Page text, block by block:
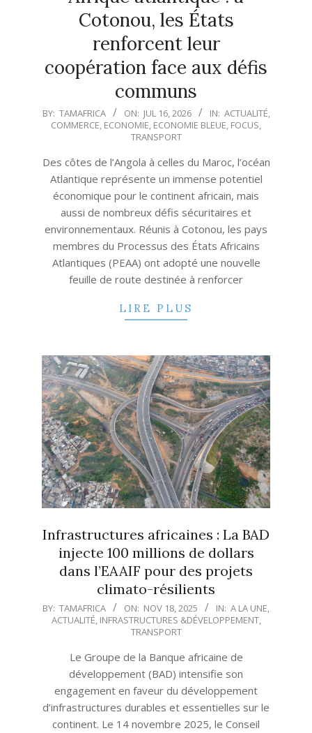
Cotonou, les États
renforcent leur
coopération face aux défis
communs
2026-
07-
BY: TAMAFRICA ON: JUL 16, 2026 IN: ACTUALITÉ,
COMMERCE, ECONOMIE, ECONOMIE BLEUE, FOCUS,
TRANSPORT
Des côtes de l’Angola à celles du Maroc, l’océan
Atlantique représente un immense potentiel
économique pour le continent africain, mais
aussi de nombreux défis sécuritaires et
environnementaux. Réunis à Cotonou, les pays
membres du Processus des États Africains
Atlantiques (PEAA) ont adopté une nouvelle
feuille de route destinée à renforcer
LIRE PLUS
Infrastructures africaines : La BAD
injecte 100 millions de dollars
dans l’EAAIF pour des projets
climato-résilients
2025-
11-
BY: TAMAFRICA ON: NOV 18, 2025 IN: A LA UNE,
ACTUALITÉ, INFRASTRUCTURES &DÉVELOPPEMENT,
TRANSPORT
Le Groupe de la Banque africaine de
développement (BAD) intensifie son
engagement en faveur du développement
d’infrastructures durables et essentielles sur le
continent. Le 14 novembre 2025, le Conseil